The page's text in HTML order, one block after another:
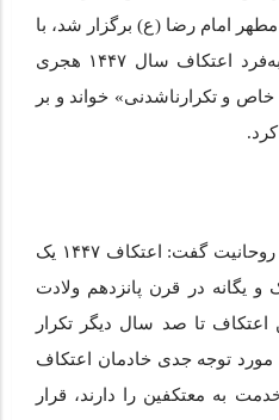
آستانه برگزاری مراسم تشییع
امام رضا (ع) برگزار شد، با
اشاره به ویژگی‌های منحصر به‌فرد اعتکاف سال ۱۴۴۷ هجری
و تکرارناشدنی» خواند و بر
رئیس مرکز ارتباطات دولت و روحانیت گفت: اعتکاف ۱۴۴۷ یک
یگانه در قرن پانزدهم ولادت
اعتکاف تا صد سال دیگر تکرار
مورد توجه جدی خادمان اعتکاف
به معتکفین را دارند، قرار